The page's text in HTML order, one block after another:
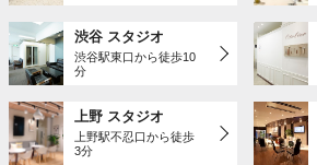
渋谷 スタジオ
渋谷駅東口から徒歩10
分
上野 スタジオ
上野駅不忍口から徒歩
3分